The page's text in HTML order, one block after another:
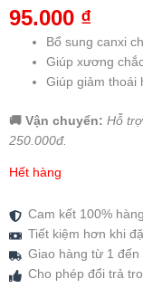
5.00 trên 5
dựa trên
1
95.000 ₫
Bổ sung canxi
Giúp xương
Giúp giảm thoái
🚚 Vận chuyển: Hỗ
250.000đ.
Hết hàng
Cam kết 100%
Tiết kiệm hơn khi
Giao hàng từ 1 đến
Cho phép đổi trả